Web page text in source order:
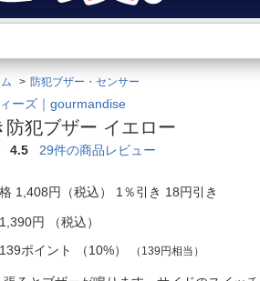
商品をさがす
ランキングからさがす
カテゴリ一覧からさがす
お客様サポート
ご利用ガイド
防犯ブザー・センサー
ーズ｜gourmandise
防犯ブザー イエロー
4.5 29件の商品レビュー
1,408円（税込） 1％引き 18円引き
1,390円
（税込）
139ポイント （10%） （139円相当）